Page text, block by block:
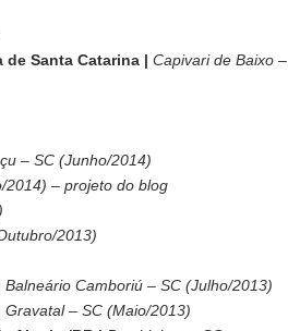
Santa Catarina | Capivari de Baixo –
– SC (Junho/2014)
2014) – projeto do blog
2013)
Balneário Camboriú – SC (Julho/2013)
Gravatal – SC (Maio/2013)